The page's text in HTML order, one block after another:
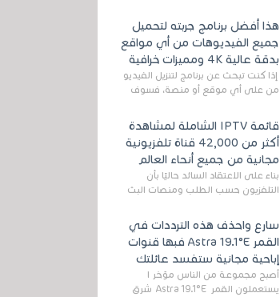
وق...
هذا أفضل برنامج جربته لتحميل
جميع الفيديوهات من أي مواقع
بدقة عالية 4K ومميزات خرافية
إذا كنت تبحث عن برنامج لتنزيل الفيديو
من على أي موقع أو منصة، فسوف
الخاصة بالبرامج والتطبيقات في هذا
المج...
قائمة IPTV الشاملة لمشاهدة
أكثر من 42,000 قناة تلفزيونية
مجانية من جميع أنحاء العالم
بناءً على الاعتقاد السائد حاليًا بأن
التلفزيون حسب الطلب ومنصات البث
سارع واحذف هذه الترددات في
القمر Astra 19.1°E فبها قنوات
إباحية مجانية ستفسد عائلتك
أصبح مجموعة من الناس مؤخر ا
يستعملون القمر Astra 19.1°E شرق